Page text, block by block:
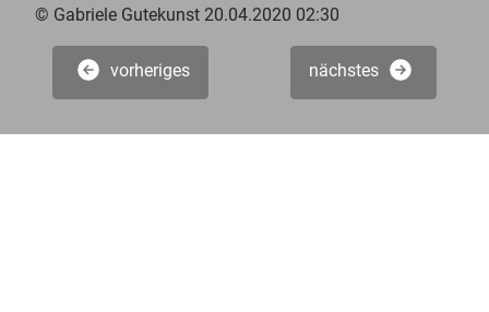
© Gabriele Gutekunst 20.04.2020 02:30
vorheriges nächstes